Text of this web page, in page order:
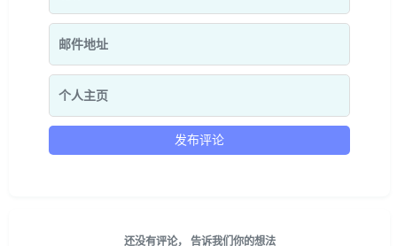
还没有评论， 告诉我们你的想法